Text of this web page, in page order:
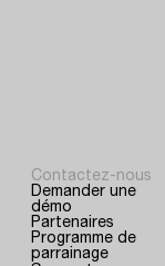
Contactez-nous
Demander une
démo
Partenaires
Programme de
parrainage